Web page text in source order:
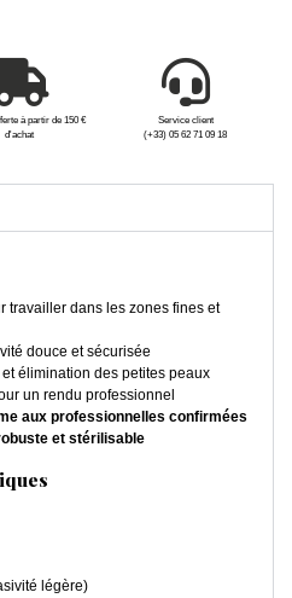
à partir de 150 €
d'achat
Service client
(+33) 05 62 71 09 18
travailler dans les zones fines et
douce et sécurisée
élimination des petites peaux
un rendu professionnel
aux professionnelles confirmées
et stérilisable
légère)